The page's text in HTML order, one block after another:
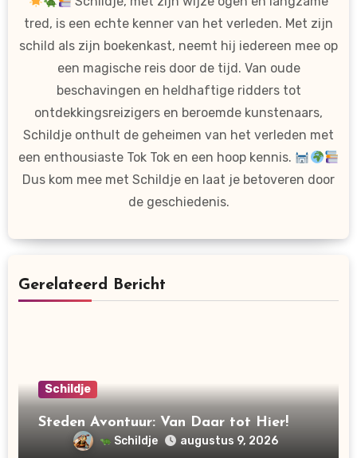
tred, is een echte kenner van het verleden. Met zijn
schild als zijn boekenkast, neemt hij iedereen mee op
een magische reis door de tijd. Van oude
beschavingen en heldhaftige ridders tot
ontdekkingsreizigers en beroemde kunstenaars,
Schildje onthult de geheimen van het verleden met
een enthousiaste Tok Tok en een hoop kennis.
Dus kom mee met Schildje en laat je betoveren door
de geschiedenis.
Gerelateerd Bericht
Schildje
Steden Avontuur: Van Daar tot Hier!
Schildje augustus 9, 2026